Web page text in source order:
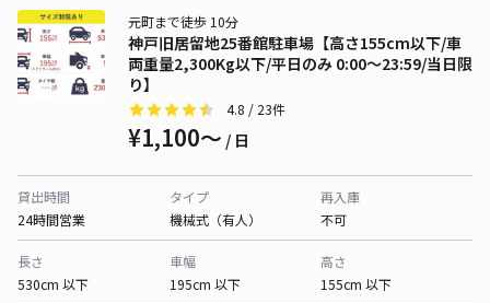
神戸旧居留地25番館駐車場【高さ155cm以下/車
両重量2,300Kg以下/平日のみ 0:00～23:59/当日限
り】
元町まで徒歩 10分
4.8 / 23件
¥1,100〜 / 日
貸出時間
24時間営業
タイプ
機械式（有人）
再入庫
不可
長さ
530cm 以下
車幅
195cm 以下
高さ
155cm 以下